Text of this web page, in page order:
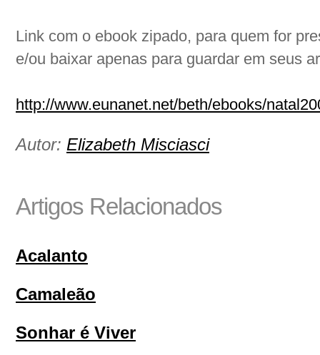
Link com o ebook zipado, para quem for
e/ou baixar apenas para guardar em seus
http://www.eunanet.net/beth/ebooks/
Autor: Elizabeth Misciasci
Artigos Relacionados
Acalanto
Camaleão
Sonhar é Viver